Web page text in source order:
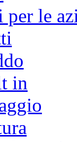
per le
in